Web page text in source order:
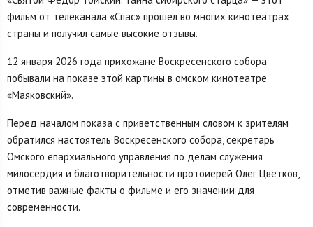
фильм от телеканала «Спас» прошел во многих кинотеатрах
страны и получил самые высокие отзывы.
12 января 2026 года прихожане Воскресенского собора
побывали на показе этой картины в омском кинотеатре
«Маяковский».
Перед началом показа с приветственным словом к зрителям
обратился настоятель Воскресенского собора, секретарь
Омского епархиального управления по делам служения
милосердия и благотворительности протоиерей Олег Цветков,
отметив важные факты о фильме и его значении для
современности.